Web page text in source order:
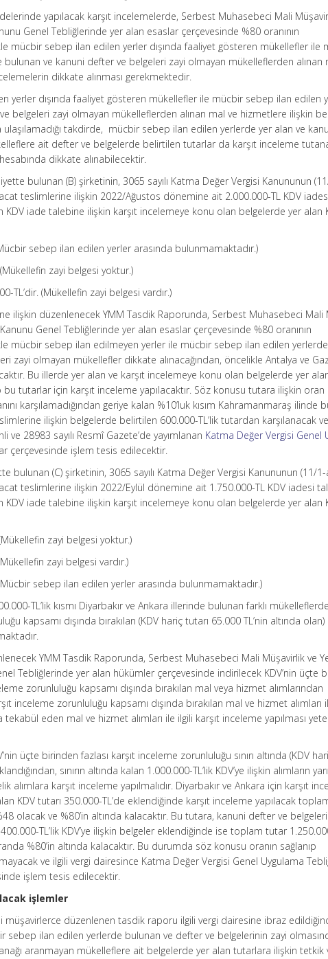
yapılacak karşıt incelemelerde, Serbest Muhasebeci Mali
Genel Tebliğlerinde yer alan esaslar çerçevesinde %80 oranının
mücbir sebep ilan edilen yerler dışında faaliyet gösteren mükellefler ile
ve kanuni defter ve belgeleri zayi olmayan mükelleflerden alınan
dikkate alınması gerekmektedir.
yerler dışında faaliyet gösteren mükellefler ile mücbir sebep ilan edilen
belgeleri zayi olmayan mükelleflerden alınan mal ve hizmetlere ilişkin
ulaşılamadığı takdirde, mücbir sebep ilan edilen yerlerde yer alan ve
ait defter ve belgelerde belirtilen tutarlar da karşıt inceleme
dikkate alınabilecektir.
bulunan (B) şirketinin, 3065 sayılı Katma Değer Vergisi Kanununun
teslimlerine ilişkin 2022/Ağustos dönemine ait 2.000.000-TL KDV
KDV iade talebine ilişkin karşıt incelemeye konu olan belgelerde yer alan
sebep ilan edilen yerler arasında bulunmamaktadır.)
zayi belgesi yoktur.)
TL’dir. (Mükellefin zayi belgesi vardır.)
ilişkin düzenlenecek YMM Tasdik Raporunda, Serbest Muhasebeci Mali
Genel Tebliğlerinde yer alan esaslar çerçevesinde %80 oranının
mücbir sebep ilan edilmeyen yerler ile mücbir sebep ilan edilen
zayi olmayan mükellefler dikkate alınacağından, öncelikle Antalya ve
Bu illerde yer alan ve karşıt incelemeye konu olan belgelerde yer
tutarlar için karşıt inceleme yapılacaktır. Söz konusu tutara ilişkin oran
karşılamadığından geriye kalan %10’luk kısım Kahramanmaraş ilinde
ilişkin belgelerde belirtilen 600.000-TL’lik tutardan karşılanacak
28983 sayılı Resmî Gazete’de yayımlanan Katma Değer Vergisi Genel
çerçevesinde işlem tesis edilecektir.
bulunan (C) şirketinin, 3065 sayılı Katma Değer Vergisi Kanununun (11/1-
teslimlerine ilişkin 2022/Eylül dönemine ait 1.750.000-TL KDV iadesi
KDV iade talebine ilişkin karşıt incelemeye konu olan belgelerde yer alan
zayi belgesi yoktur.)
zayi belgesi vardır.)
sebep ilan edilen yerler arasında bulunmamaktadır.)
TL’lik kısmı Diyarbakır ve Ankara illerinde bulunan farklı
kapsamı dışında bırakılan (KDV hariç tutarı 65.000 TL’nin altında
YMM Tasdik Raporunda, Serbest Muhasebeci Mali Müşavirlik ve
Tebliğlerinde yer alan hükümler çerçevesinde indirilecek KDV’nin üçte
zorunluluğu kapsamı dışında bırakılan mal veya hizmet alımlarından
inceleme zorunluluğu kapsamı dışında bırakılan mal ve hizmet alımları
tekabül eden mal ve hizmet alımları ile ilgili karşıt inceleme yapılması
üçte birinden fazlası karşıt inceleme zorunluluğu sınırı altında (KDV
sınırın altında kalan 1.000.000-TL’lik KDV’ye ilişkin alımların
alımlara karşıt inceleme yapılmalıdır. Diyarbakır ve Ankara için karşıt
KDV tutarı 350.000-TL’de eklendiğinde karşıt inceleme yapılacak
olacak ve %80’in altında kalacaktır. Bu tutara, kanuni defter ve
TL’lik KDV’ye ilişkin belgeler eklendiğinde ise toplam tutar
%80’in altında kalacaktır. Bu durumda söz konusu oranın sağlanıp
ve ilgili vergi dairesince Katma Değer Vergisi Genel Uygulama
işlem tesis edilecektir.
işlemler
müşavirlerce düzenlenen tasdik raporu ilgili vergi dairesine ibraz
sebep ilan edilen yerlerde bulunan ve defter ve belgelerinin zayi
aranmayan mükelleflere ait belgelerde yer alan tutarlara ilişkin tetkik